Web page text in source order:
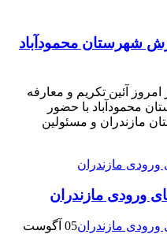
شهرستان محمودآباد
امروز آئین تکریم و معارفه
محمودآباد با حضور
مازندران و مسئولین
ورودی مازندران
05 آگوست